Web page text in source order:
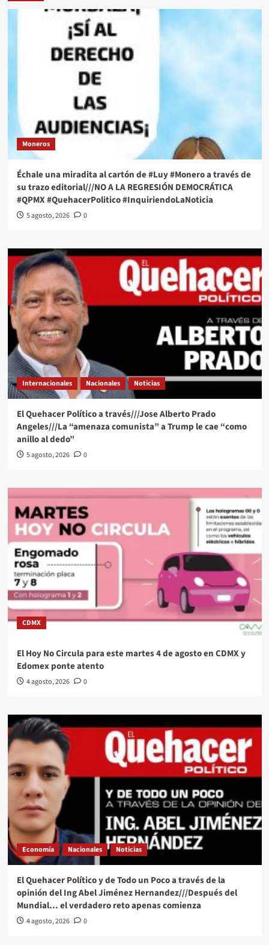
Moneros
Échale una miradita al cartón de #Luy #Monero a través de
su trazo editorial///NO A LA REGRESIÓN DEMOCRÁTICA
#QPMX #QuehacerPolitico #InquiriendoLaNoticia
5 agosto, 2026 0
Internacionales Nacionales Noticias
El Quehacer Político a través///Jose Alberto Prado
Angeles///La “amenaza comunista” a Trump le cae “como
anillo al dedo”
5 agosto, 2026 0
CDMX
El Hoy No Circula para este martes 4 de agosto en CDMX y
Edomex ponte atento
4 agosto, 2026 0
Economía Nacionales Noticias
El Quehacer Político y de Todo un Poco a través de la
opinión del Ing Abel Jiménez Hernandez///Después del
Mundial… el verdadero reto apenas comienza
4 agosto, 2026 0